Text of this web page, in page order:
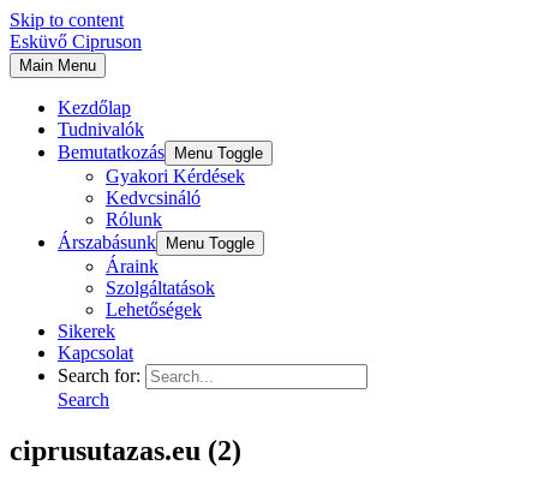
Skip to content
Esküvő Cipruson
Main Menu
Kezdőlap
Tudnivalók
Bemutatkozás
Menu Toggle
Gyakori Kérdések
Kedvcsináló
Rólunk
Árszabásunk
Menu Toggle
Áraink
Szolgáltatások
Lehetőségek
Sikerek
Kapcsolat
Search for:
Search
ciprusutazas.eu (2)